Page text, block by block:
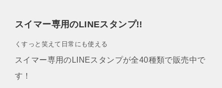
スイマー専用のLINEスタンプ!!
くすっと笑えて日常にも使える
スイマー専用のLINEスタンプが全40種類で販売中で
す！